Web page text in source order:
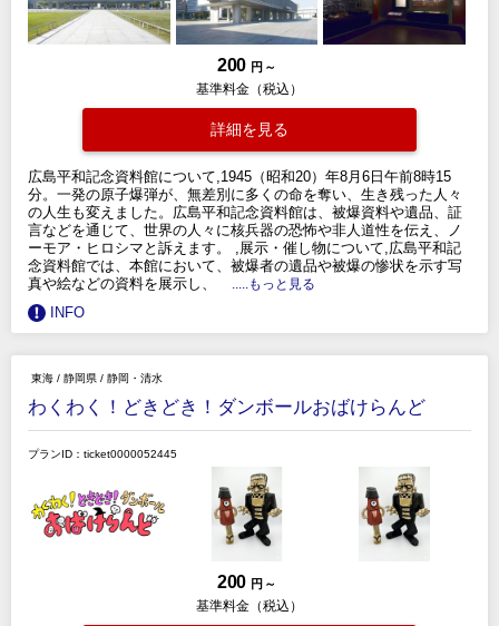
200 円 ～
基準料金（税込）
詳細を見る
広島平和記念資料館について,1945（昭和20）年8月6日午前8時15
分。一発の原子爆弾が、無差別に多くの命を奪い、生き残った人々
の人生も変えました。広島平和記念資料館は、被爆資料や遺品、証
言などを通じて、世界の人々に核兵器の恐怖や非人道性を伝え、ノ
ーモア・ヒロシマと訴えます。 ,展示・催し物について,広島平和記
念資料館では、本館において、被爆者の遺品や被爆の惨状を示す写
真や絵などの資料を展示し、
.....もっと見る
INFO
東海 / 静岡県 / 静岡・清水
わくわく！どきどき！ダンボールおばけらんど
プランID：ticket0000052445
200 円 ～
基準料金（税込）